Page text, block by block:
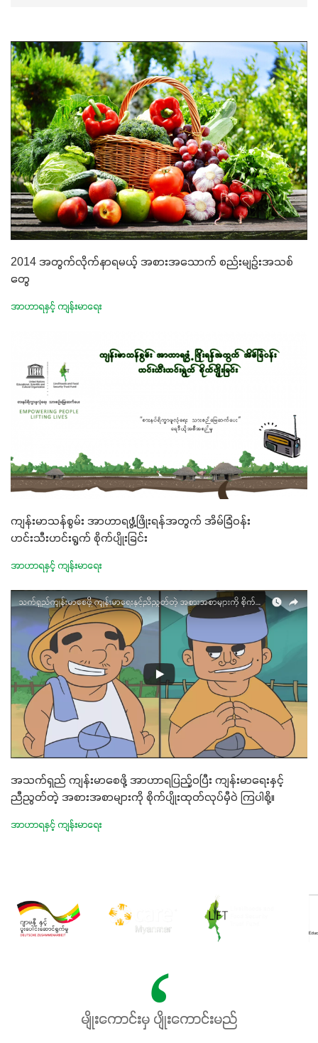
2014 အတွက်လိုက်နာရမယ့် အစားအသောက် စည်းမျဉ်းအသစ်
တွေ
အာဟာရနှင့် ကျန်းမာရေး
ကျန်းမာသန်စွမ်း အာဟာရဖွံ့ဖြိုးရန်အတွက် အိမ်ခြံဝန်း
ဟင်းသီးဟင်းရွက် စိုက်ပျိုးခြင်း
အာဟာရနှင့် ကျန်းမာရေး
အသက်ရှည် ကျန်းမာစေဖို့ အာဟာရပြည့်ဝပြီး ကျန်းမာရေးနှင့်
ညီညွတ်တဲ့ အစားအစာများကို စိုက်ပျိုးထုတ်လုပ်မှီဝဲ ကြပါစို့။
အာဟာရနှင့် ကျန်းမာရေး
မျိုးကောင်းမှ ပျိုးကောင်းမည်